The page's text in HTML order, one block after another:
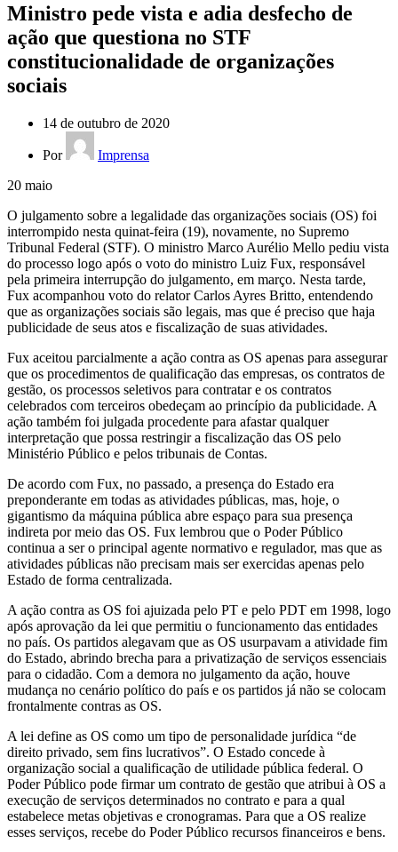
Ministro pede vista e adia desfecho de
ação que questiona no STF
constitucionalidade de organizações
sociais
14 de outubro de 2020
Por
Imprensa
20 maio
O julgamento sobre a legalidade das organizações sociais (OS) foi
interrompido nesta quinat-feira (19), novamente, no Supremo
Tribunal Federal (STF). O ministro Marco Aurélio Mello pediu vista
do processo logo após o voto do ministro Luiz Fux, responsável
pela primeira interrupção do julgamento, em março. Nesta tarde,
Fux acompanhou voto do relator Carlos Ayres Britto, entendendo
que as organizações sociais são legais, mas que é preciso que haja
publicidade de seus atos e fiscalização de suas atividades.
Fux aceitou parcialmente a ação contra as OS apenas para assegurar
que os procedimentos de qualificação das empresas, os contratos de
gestão, os processos seletivos para contratar e os contratos
celebrados com terceiros obedeçam ao princípio da publicidade. A
ação também foi julgada procedente para afastar qualquer
interpretação que possa restringir a fiscalização das OS pelo
Ministério Público e pelos tribunais de Contas.
De acordo com Fux, no passado, a presença do Estado era
preponderante em todas as atividades públicas, mas, hoje, o
gigantismo da máquina pública abre espaço para sua presença
indireta por meio das OS. Fux lembrou que o Poder Público
continua a ser o principal agente normativo e regulador, mas que as
atividades públicas não precisam mais ser exercidas apenas pelo
Estado de forma centralizada.
A ação contra as OS foi ajuizada pelo PT e pelo PDT em 1998, logo
após aprovação da lei que permitiu o funcionamento das entidades
no país. Os partidos alegavam que as OS usurpavam a atividade fim
do Estado, abrindo brecha para a privatização de serviços essenciais
para o cidadão. Com a demora no julgamento da ação, houve
mudança no cenário político do país e os partidos já não se colocam
frontalmente contras as OS.
A lei define as OS como um tipo de personalidade jurídica “de
direito privado, sem fins lucrativos”. O Estado concede à
organização social a qualificação de utilidade pública federal. O
Poder Público pode firmar um contrato de gestão que atribui à OS a
execução de serviços determinados no contrato e para a qual
estabelece metas objetivas e cronogramas. Para que a OS realize
esses serviços, recebe do Poder Público recursos financeiros e bens.